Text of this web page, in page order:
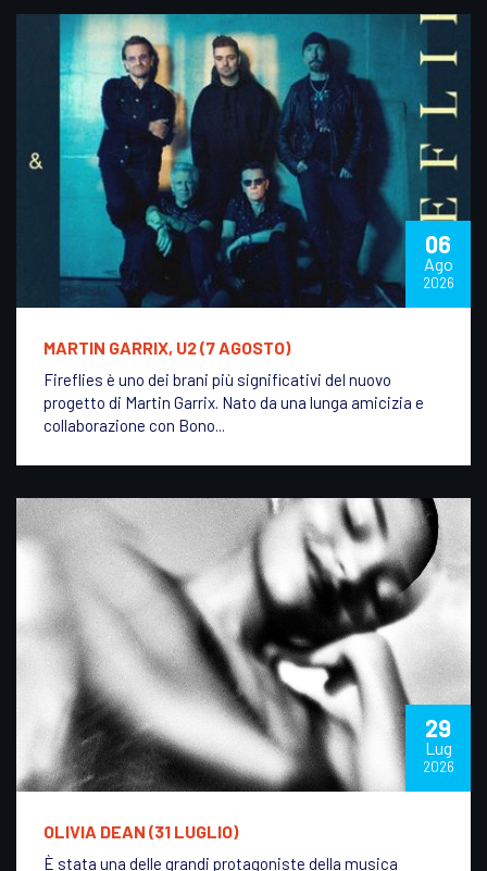
06
Ago
2026
MARTIN GARRIX, U2 (7 AGOSTO)
Fireflies è uno dei brani più significativi del nuovo
progetto di Martin Garrix. Nato da una lunga amicizia e
collaborazione con Bono...
29
Lug
2026
OLIVIA DEAN (31 LUGLIO)
È stata una delle grandi protagoniste della musica